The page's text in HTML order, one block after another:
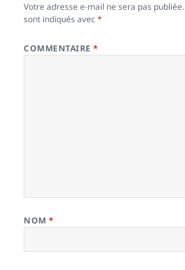
Votre adresse e-mail ne sera pas publiée.
sont indiqués avec*
COMMENTAIRE*
NOM*